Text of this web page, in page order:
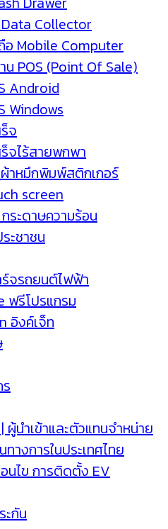
Collector
อ Mobile Computer
น POS (Point Of Sale)
Android
Windows
จ
จไร้สายพกพา
าหมึกพิมพ์สติกเกอร์
screen
ระดาษความร้อน
ะชาชน
จรถยนต์ไฟฟ้า
ฟรีโปรแกรม
อิงค์เจ็ท
| ผู้นำเข้าและตัวแทนจำหน่าย
ทางการในประเทศไทย
นไข การติดตั้ง EV
ะกัน